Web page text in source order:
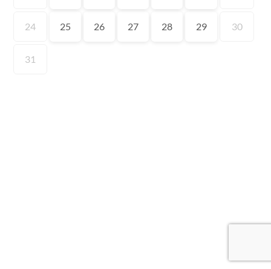
24 25 26 27 28 29 30
31